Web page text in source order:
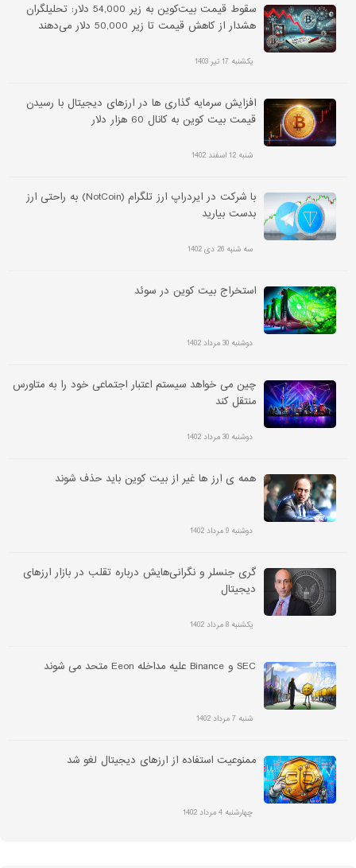
سقوط قیمت بیت‌کوین به زیر 54,000 دلار: تحلیلگران
هشدار از کاهش قیمت تا زیر 50,000 دلار می‌دهند
یکشنبه 17 تیر 1403
افزایش سرمایه گذاری ها در ارزهای دیجیتال با رسیدن
قیمت بیت کوین به کانال 60 هزار دلار
شنبه 12 اسفند 1402
با شرکت در ایردراپ ارز تلگرام (NotCoin) به راحتی ارز
بدست بیارید
سه شنبه 26 دی 1402
استخراج بیت کوین در سوئد
دوشنبه 30 مرداد 1402
چین می خواهد سیستم اعتبار اجتماعی خود را به متاورس
منتقل کند
دوشنبه 30 مرداد 1402
همه ی ارز ها غیر از بیت کوین باید حذف شوند
دوشنبه 9 مرداد 1402
گری جنسلر و نگرانی‌هایش درباره تقلب در بازار ارزهای
دیجیتال
یکشنبه 8 مرداد 1402
SEC و Binance علیه مداخله Eeon متحد می شوند
شنبه 7 مرداد 1402
ممنوعیت استفاده از ارزهای دیجیتال لغو شد
چهارشنبه 4 مرداد 1402